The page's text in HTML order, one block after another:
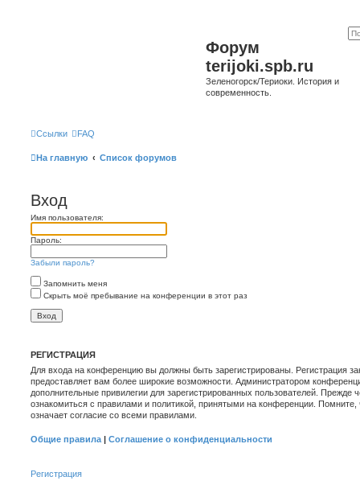
Форум
terijoki.spb.ru
Зеленогорск/Териоки. История и
современность.
Ссылки FAQ
На главную Список форумов
Вход
Имя пользователя:
Пароль:
Забыли пароль?
Запомнить меня
Скрыть моё пребывание на конференции в этот раз
РЕГИСТРАЦИЯ
Для входа на конференцию вы должны быть зарегистрированы. Регистрация
предоставляет вам более широкие возможности. Администратором
дополнительные привилегии для зарегистрированных пользователей. Прежде
ознакомиться с правилами и политикой, принятыми на конференции.
означает согласие со всеми правилами.
Общие правила | Соглашение о конфиденциальности
Регистрация